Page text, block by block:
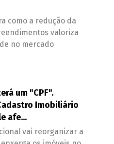
como a redução da
valoriza
no mercado
um "CPF".
Imobiliário
afe...
vai reorganizar a